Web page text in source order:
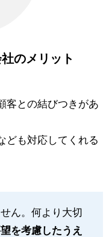
のメリット
客との結びつきがあ
ども対応してくれる
ん。何より大切
を考慮したうえ